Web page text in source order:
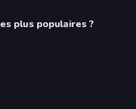
plus populaires ?